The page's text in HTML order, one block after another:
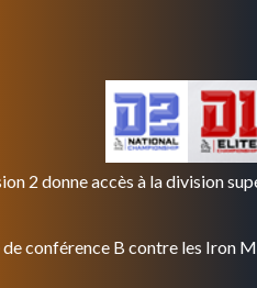
2 donne accès à la division
conférence B contre les Iron